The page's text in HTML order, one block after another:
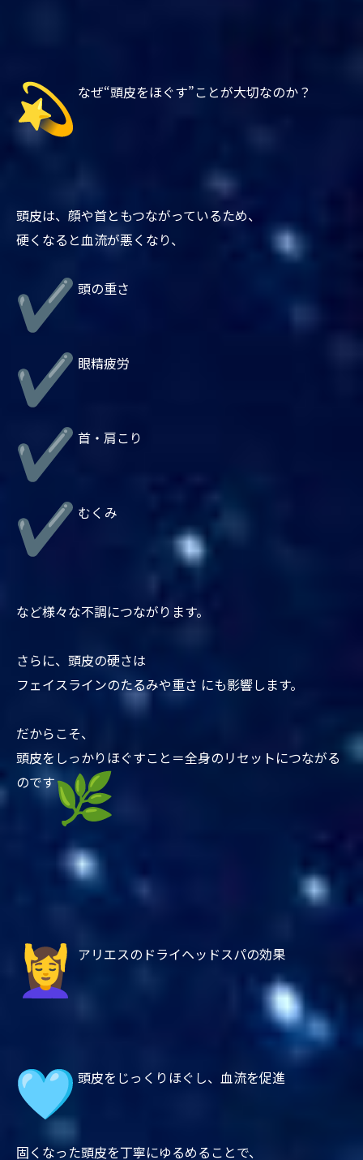
なぜ“頭皮をほぐす”ことが大切なのか？
頭皮は、顔や首ともつながっているため、
硬くなると血流が悪くなり、
頭の重さ
眼精疲労
首・肩こり
むくみ
など様々な不調につながります。
さらに、頭皮の硬さは
フェイスラインのたるみや重さ にも影響します。
だからこそ、
頭皮をしっかりほぐすこと＝全身のリセットにつながる
のです
アリエスのドライヘッドスパの効果
頭皮をじっくりほぐし、血流を促進
固くなった頭皮を丁寧にゆるめることで、